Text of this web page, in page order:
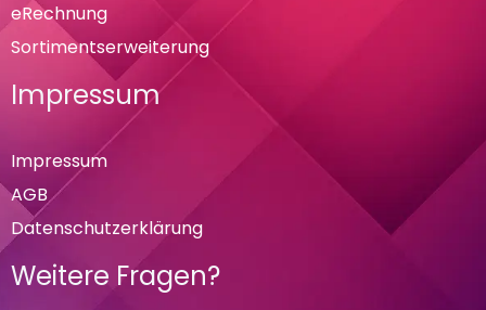
eRechnung
Sortimentserweiterung
Impressum
Impressum
AGB
Datenschutzerklärung
Weitere Fragen?